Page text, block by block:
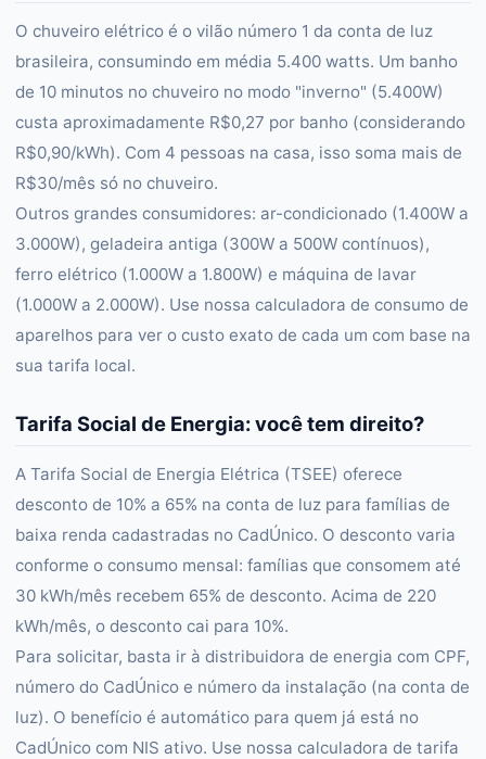
O chuveiro elétrico é o vilão número 1 da conta de luz
brasileira, consumindo em média 5.400 watts. Um banho
de 10 minutos no chuveiro no modo "inverno" (5.400W)
custa aproximadamente R$0,27 por banho (considerando
R$0,90/kWh). Com 4 pessoas na casa, isso soma mais de
R$30/mês só no chuveiro.
Outros grandes consumidores: ar-condicionado (1.400W a
3.000W), geladeira antiga (300W a 500W contínuos),
ferro elétrico (1.000W a 1.800W) e máquina de lavar
(1.000W a 2.000W). Use nossa calculadora de consumo de
aparelhos para ver o custo exato de cada um com base na
sua tarifa local.
Tarifa Social de Energia: você tem direito?
A Tarifa Social de Energia Elétrica (TSEE) oferece
desconto de 10% a 65% na conta de luz para famílias de
baixa renda cadastradas no CadÚnico. O desconto varia
conforme o consumo mensal: famílias que consomem até
30 kWh/mês recebem 65% de desconto. Acima de 220
kWh/mês, o desconto cai para 10%.
Para solicitar, basta ir à distribuidora de energia com CPF,
número do CadÚnico e número da instalação (na conta de
luz). O benefício é automático para quem já está no
CadÚnico com NIS ativo. Use nossa calculadora de tarifa